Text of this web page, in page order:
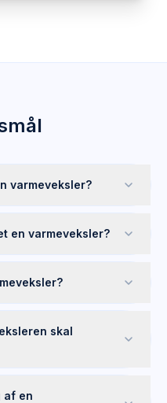
varmeveksler?
en varmeveksler?
skal
af en